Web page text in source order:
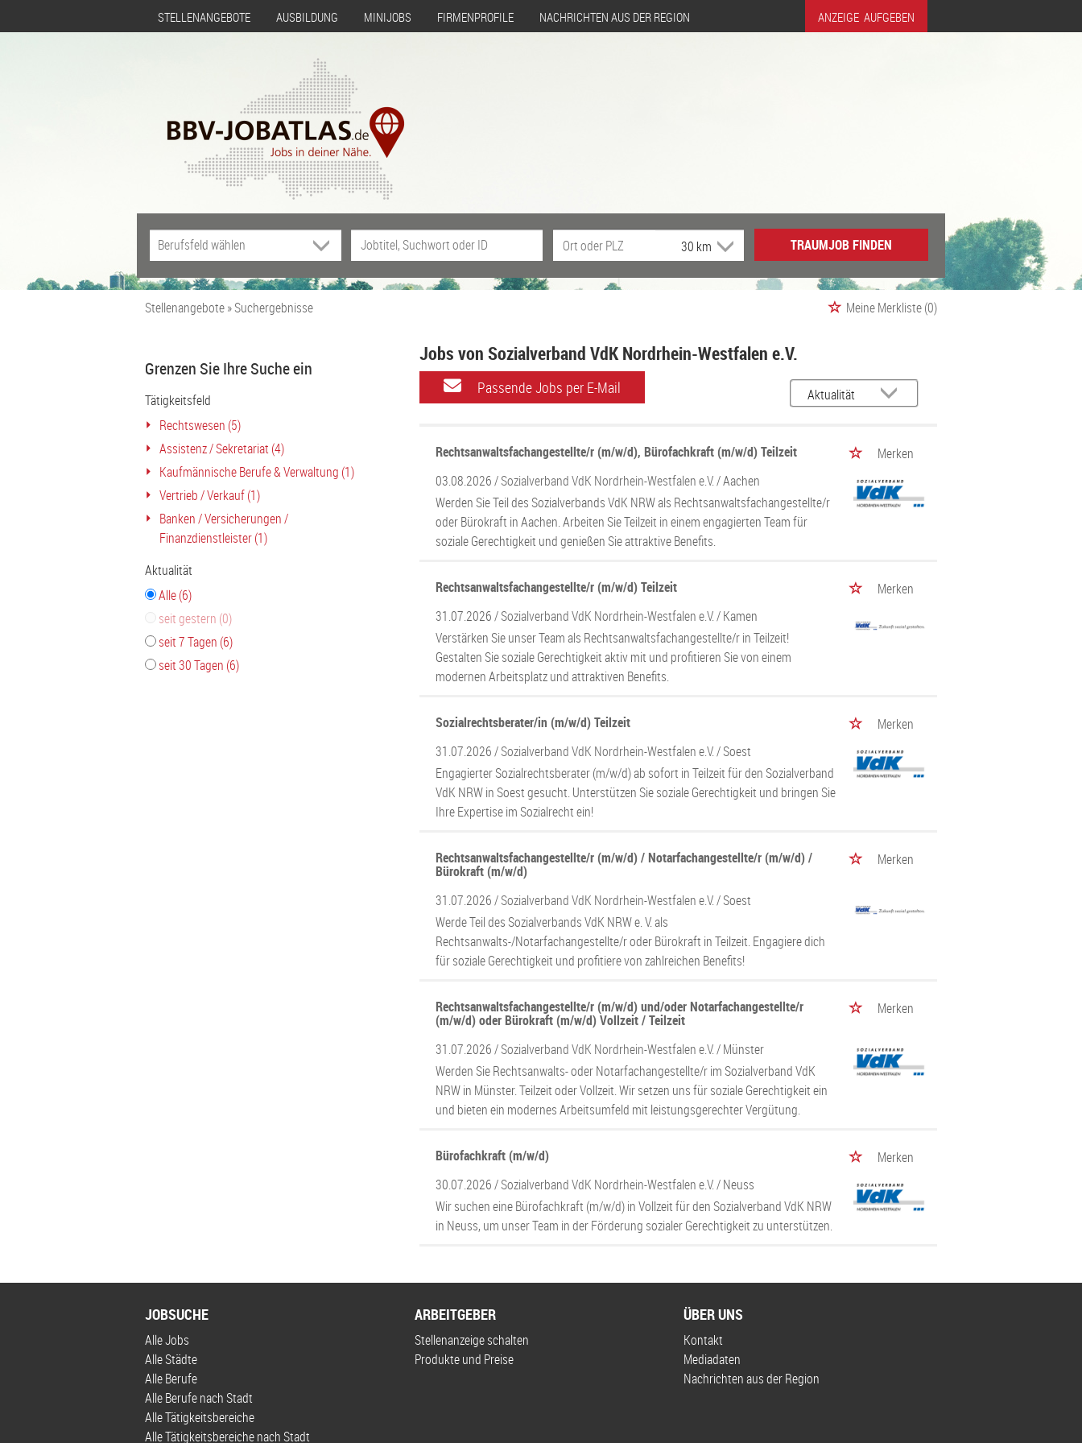
STELLENANGEBOTE AUSBILDUNG MINIJOBS FIRMENPROFILE NACHRICHTEN AUS DER REGION ANZEIGE AUFGEBEN
TRAUMJOB FINDEN
Stellenangebote Suchergebnisse Meine Merkliste(0)
Grenzen Sie Ihre Suche ein
Tätigkeitsfeld
Rechtswesen (5)
Assistenz / Sekretariat (4)
Kaufmännische Berufe & Verwaltung (1)
Vertrieb / Verkauf (1)
Banken / Versicherungen /
Finanzdienstleister (1)
Aktualität
Alle (6)
seit gestern (0)
seit 7 Tagen (6)
seit 30 Tagen (6)
Jobs von Sozialverband VdK Nordrhein-Westfalen e.V.
Passende Jobs per E-Mail
Rechtsanwaltsfachangestellte/r (m/w/d), Bürofachkraft (m/w/d) Teilzeit
Merken
03.08.2026 /Sozialverband VdK Nordrhein-Westfalen e.V./ Aachen
Werden Sie Teil des Sozialverbands VdK NRW als Rechtsanwaltsfachangestellte/r
oder Bürokraft in Aachen. Arbeiten Sie Teilzeit in einem engagierten Team für
soziale Gerechtigkeit und genießen Sie attraktive Benefits.
Rechtsanwaltsfachangestellte/r (m/w/d) Teilzeit
Merken
31.07.2026 /Sozialverband VdK Nordrhein-Westfalen e.V./ Kamen
Verstärken Sie unser Team als Rechtsanwaltsfachangestellte/r in Teilzeit!
Gestalten Sie soziale Gerechtigkeit aktiv mit und profitieren Sie von einem
modernen Arbeitsplatz und attraktiven Benefits.
Sozialrechtsberater/in (m/w/d) Teilzeit
Merken
31.07.2026 /Sozialverband VdK Nordrhein-Westfalen e.V./ Soest
Engagierter Sozialrechtsberater (m/w/d) ab sofort in Teilzeit für den Sozialverband
VdK NRW in Soest gesucht. Unterstützen Sie soziale Gerechtigkeit und bringen Sie
Ihre Expertise im Sozialrecht ein!
Rechtsanwaltsfachangestellte/r (m/w/d) / Notarfachangestellte/r (m/w/d) /
Bürokraft (m/w/d)
Merken
31.07.2026 /Sozialverband VdK Nordrhein-Westfalen e.V./ Soest
Werde Teil des Sozialverbands VdK NRW e. V. als
Rechtsanwalts-/Notarfachangestellte/r oder Bürokraft in Teilzeit. Engagiere dich
für soziale Gerechtigkeit und profitiere von zahlreichen Benefits!
Rechtsanwaltsfachangestellte/r (m/w/d) und/oder Notarfachangestellte/r
(m/w/d) oder Bürokraft (m/w/d) Vollzeit / Teilzeit
Merken
31.07.2026 /Sozialverband VdK Nordrhein-Westfalen e.V./ Münster
Werden Sie Rechtsanwalts- oder Notarfachangestellte/r im Sozialverband VdK
NRW in Münster. Teilzeit oder Vollzeit. Wir setzen uns für soziale Gerechtigkeit ein
und bieten ein modernes Arbeitsumfeld mit leistungsgerechter Vergütung.
Bürofachkraft (m/w/d)
Merken
30.07.2026 /Sozialverband VdK Nordrhein-Westfalen e.V./ Neuss
Wir suchen eine Bürofachkraft (m/w/d) in Vollzeit für den Sozialverband VdK NRW
in Neuss, um unser Team in der Förderung sozialer Gerechtigkeit zu unterstützen.
JOBSUCHE
Alle Jobs
Alle Städte
Alle Berufe
Alle Berufe nach Stadt
Alle Tätigkeitsbereiche
Alle Tätigkeitsbereiche nach Stadt
ARBEITGEBER
Stellenanzeige schalten
Produkte und Preise
ÜBER UNS
Kontakt
Mediadaten
Nachrichten aus der Region